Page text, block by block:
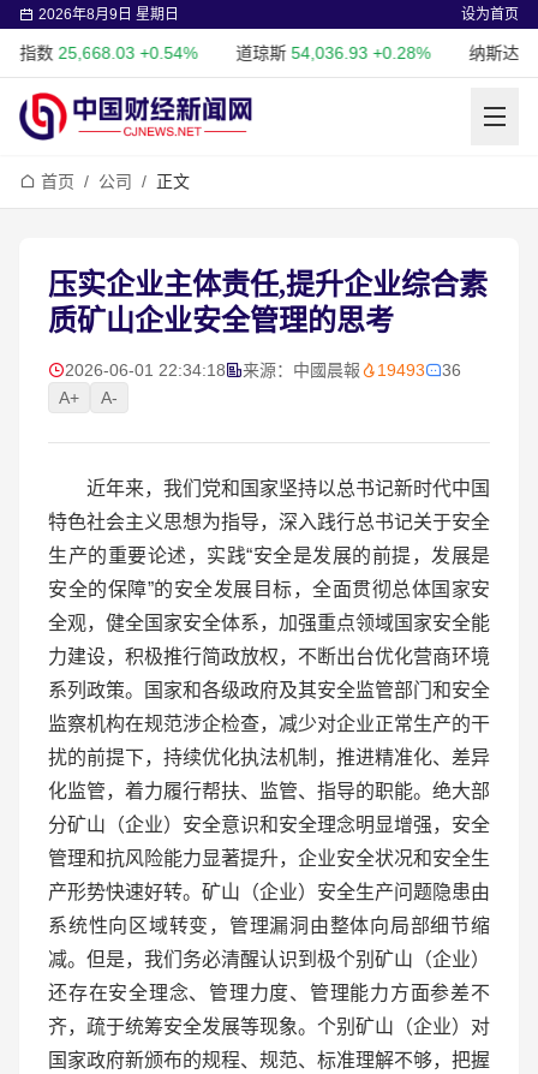
2026年8月9日 星期日 设为首页
25,668.03 +0.54% 道琼斯54,036.93 +0.28% 纳斯达克
首页 / 公司 / 正文
压实企业主体责任,提升企业综合素
质矿山企业安全管理的思考
2026-06-01 22:34:18 来源：中國晨報 19493
36
A+
A-
近年来，我们党和国家坚持以总书记新时代中国
特色社会主义思想为指导，深入践行总书记关于安全
生产的重要论述，实践“安全是发展的前提，发展是
安全的保障”的安全发展目标，全面贯彻总体国家安
全观，健全国家安全体系，加强重点领域国家安全能
力建设，积极推行简政放权，不断出台优化营商环境
系列政策。国家和各级政府及其安全监管部门和安全
监察机构在规范涉企检查，减少对企业正常生产的干
扰的前提下，持续优化执法机制，推进精准化、差异
化监管，着力履行帮扶、监管、指导的职能。绝大部
分矿山（企业）安全意识和安全理念明显增强，安全
管理和抗风险能力显著提升，企业安全状况和安全生
产形势快速好转。矿山（企业）安全生产问题隐患由
系统性向区域转变，管理漏洞由整体向局部细节缩
减。但是，我们务必清醒认识到极个别矿山（企业）
还存在安全理念、管理力度、管理能力方面参差不
齐，疏于统筹安全发展等现象。个别矿山（企业）对
国家政府新颁布的规程、规范、标准理解不够，把握